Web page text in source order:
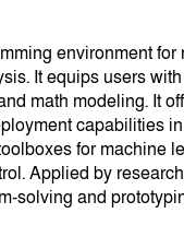
environment for
It equips users
math modeling. It
capabilities
for machine
Applied by
solving and